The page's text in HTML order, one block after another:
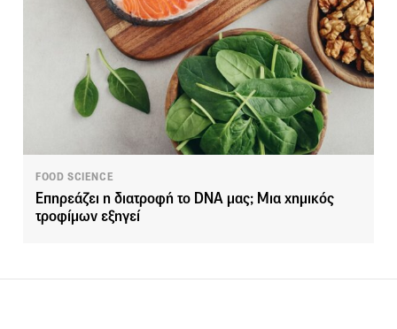
FOOD SCIENCE
Επηρεάζει η διατροφή το DNA μας; Μια χημικός
τροφίμων εξηγεί